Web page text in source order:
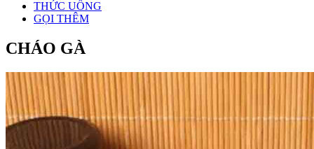
THỨC UỐNG
GỌI THÊM
CHÁO GÀ